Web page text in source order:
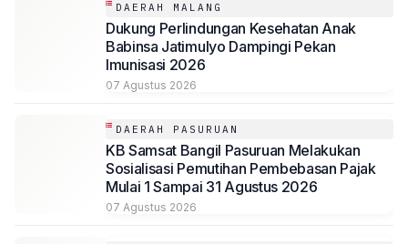
DAERAH MALANG
Dukung Perlindungan Kesehatan Anak
Babinsa Jatimulyo Dampingi Pekan
Imunisasi 2026
07 Agustus 2026
DAERAH PASURUAN
KB Samsat Bangil Pasuruan Melakukan
Sosialisasi Pemutihan Pembebasan Pajak
Mulai 1 Sampai 31 Agustus 2026
07 Agustus 2026